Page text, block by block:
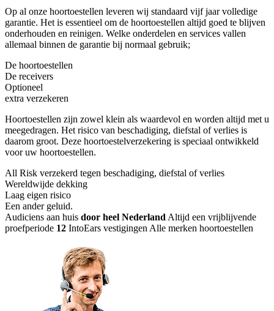
Op al onze hoortoestellen leveren wij standaard vijf jaar volledige
garantie. Het is essentieel om de hoortoestellen altijd goed te blijven
onderhouden en reinigen. Welke onderdelen en services vallen
allemaal binnen de garantie bij normaal gebruik;
De hoortoestellen
De receivers
Optioneel
extra verzekeren
Hoortoestellen zijn zowel klein als waardevol en worden altijd met u
meegedragen. Het risico van beschadiging, diefstal of verlies is
daarom groot. Deze hoortoestelverzekering is speciaal ontwikkeld
voor uw hoortoestellen.
All Risk verzekerd tegen beschadiging, diefstal of verlies
Wereldwijde dekking
Laag eigen risico
Een ander geluid.
Audiciens aan huis door heel Nederland Altijd een vrijblijvende
proefperiode 12 IntoEars vestigingen Alle merken hoortoestellen